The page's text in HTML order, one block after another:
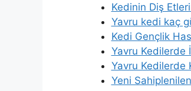
Kedinin Diş
Yavru kedi kaç
Kedi Gençlik
Yavru Kedilerde
Yavru Kedilerde
Yeni